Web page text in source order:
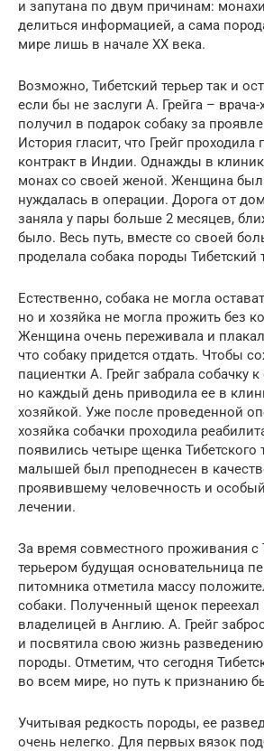
и запутана по двум причинам:
делиться информацией, а сама
мире лишь в начале XX века.
Возможно, Тибетский терьер так и
если бы не заслуги А. Грейга – врача-
получил в подарок собаку за
История гласит, что Грейг
контракт в Индии. Однажды в
монах со своей женой. Женщина
нуждалась в операции. Дорога от
заняла у пары больше 2 месяцев,
было. Весь путь, вместе со своей
проделала собака породы Тибетский
Естественно, собака не могла
но и хозяйка не могла прожить без
Женщина очень переживала и
что собаку придется отдать. Чтобы
пациентки А. Грейг забрала собачку
но каждый день приводила ее в
хозяйкой. Уже после проведенной
хозяйка собачки проходила
появились четыре щенка Тибетского
малышей был преподнесен в
проявившему человечность и
лечении.
За время совместного проживания с
терьером будущая основательница
питомника отметила массу
собаки. Полученный щенок переехал
владелицей в Англию. А. Грейг
и посвятила свою жизнь
породы. Отметим, что сегодня
во всем мире, но путь к признанию
Учитывая редкость породы, ее
очень нелегко. Для первых вязок